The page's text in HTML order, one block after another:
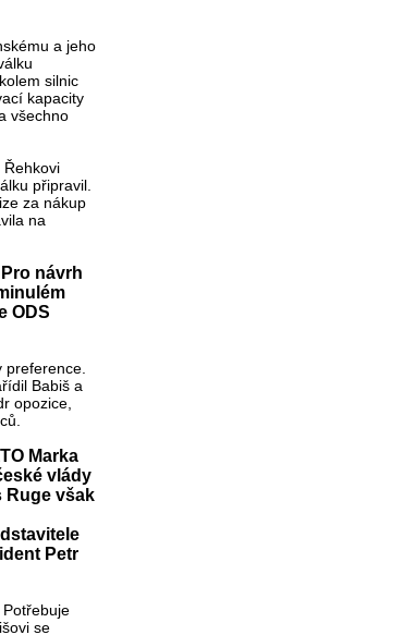
a jeho
silnic
kapacity
všechno
připravil.
za nákup
na
návrh
ODS
Babiš a
opozice,
Marka
vlády
Ruge však
Petr
se